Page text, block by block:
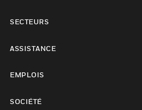
SECTEURS
ASSISTANCE
EMPLOIS
SOCIÉTÉ